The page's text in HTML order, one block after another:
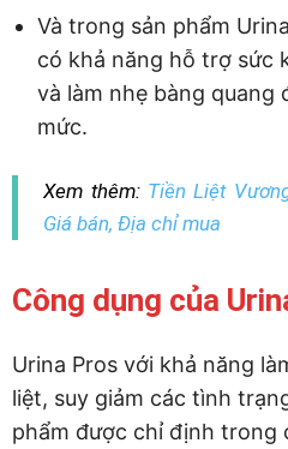
Và trong sản phẩm
có khả năng hỗ trợ sức
và làm nhẹ bàng quang
mức.
Xem thêm: Tiền Liệt
Giá bán, Địa chỉ mua
Công dụng của
Urina Pros với khả năng
liệt, suy giảm các tình
phẩm được chỉ định trong